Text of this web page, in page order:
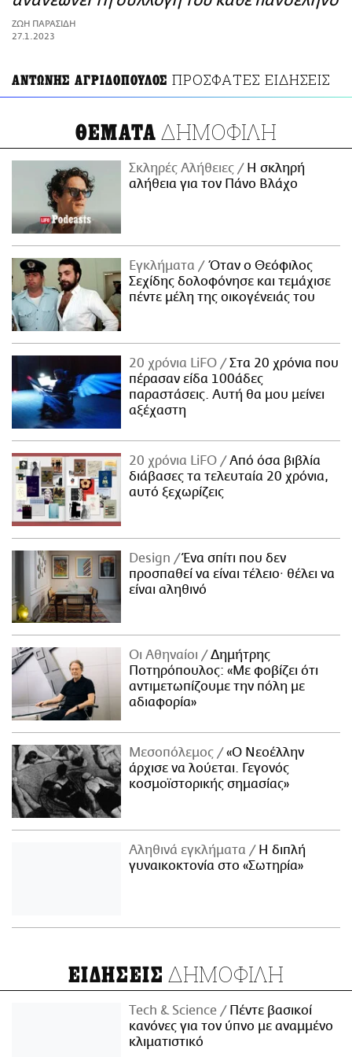
ΑΜΠΑ
PRINT
ΖΩΗ ΠΑΡΑΣΙΔΗ
27.1.2023
ΑΝΤΩΝΗΣ ΑΓΡΙΔΟΠΟΥΛΟΣ ΠΡΟΣΦΑΤΕΣ ΕΙΔΗΣΕΙΣ
ΘΕΜΑΤΑ ΔΗΜΟΦΙΛΗ
Σκληρές Αλήθειες
H σκληρή
αλήθεια για τον Πάνο Βλάχο
Εγκλήματα
Όταν ο Θεόφιλος
Σεχίδης δολοφόνησε και τεμάχισε
πέντε μέλη της οικογένειάς του
20 χρόνια LiFO
Στα 20 χρόνια που
πέρασαν είδα 100άδες
παραστάσεις. Αυτή θα μου μείνει
αξέχαστη
20 χρόνια LiFO
Από όσα βιβλία
διάβασες τα τελευταία 20 χρόνια,
αυτό ξεχωρίζεις
Design
Ένα σπίτι που δεν
προσπαθεί να είναι τέλειο· θέλει να
είναι αληθινό
Οι Αθηναίοι
Δημήτρης
Ποτηρόπουλος: «Με φοβίζει ότι
αντιμετωπίζουμε την πόλη με
αδιαφορία»
Μεσοπόλεμος
«Ο Νεοέλλην
άρχισε να λούεται. Γεγονός
κοσμοϊστορικής σημασίας»
Αληθινά εγκλήματα
Η διπλή
γυναικοκτονία στο «Σωτηρία»
ΕΙΔΗΣΕΙΣ ΔΗΜΟΦΙΛΗ
Τech & Science
Πέντε βασικοί
κανόνες για τον ύπνο με αναμμένο
κλιματιστικό